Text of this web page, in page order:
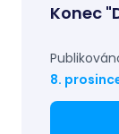
Konec
8.